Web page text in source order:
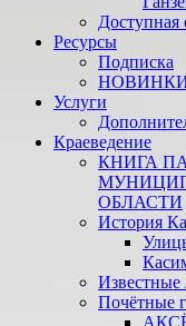
Доступная
Ресурсы
Подписка
Услуги
Краеведение
КНИГА
ОБЛАСТИ
История
Почётные